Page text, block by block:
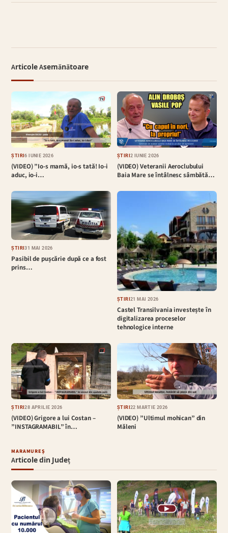
Articole Asemănătoare
ȘTIRI6 IUNIE 2026
(VIDEO) ”Io-s mamă, io-s tată! Io-i
aduc, io-i…
ȘTIRI2 IUNIE 2026
(VIDEO) Veteranii Aeroclubului
Baia Mare se întâlnesc sâmbătă…
ȘTIRI31 MAI 2026
Pasibil de pușcărie după ce a fost
prins…
ȘTIRI21 MAI 2026
Castel Transilvania investește în
digitalizarea proceselor
tehnologice interne
ȘTIRI28 APRILIE 2026
(VIDEO) Grigore a lui Costan –
”INSTAGRAMABIL” în…
ȘTIRI22 MARTIE 2026
(VIDEO) ”Ultimul mohican” din
Măleni
MARAMUREȘ
Articole din Județ
▶